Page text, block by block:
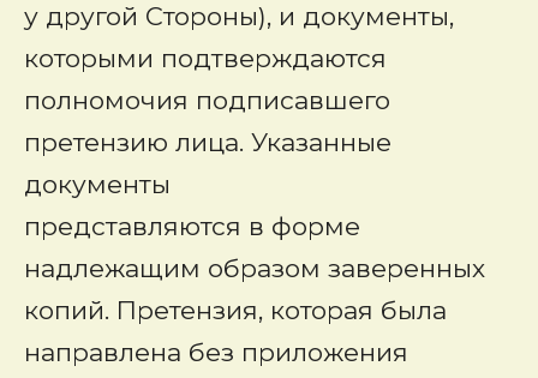
у другой Стороны), и документы,
которыми подтверждаются
полномочия подписавшего
претензию лица. Указанные
документы
представляются в форме
надлежащим образом заверенных
копий. Претензия, которая была
направлена без приложения